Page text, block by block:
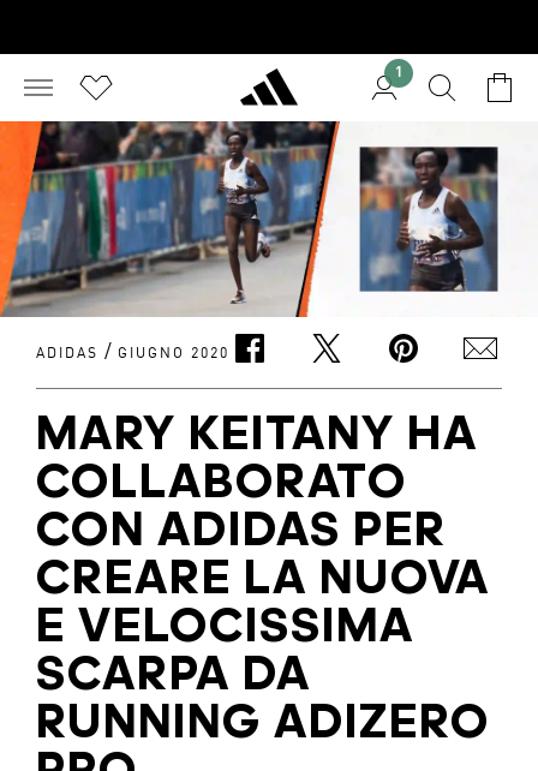
1
ADIDAS / GIUGNO 2020
MARY KEITANY HA
COLLABORATO
CON ADIDAS PER
CREARE LA NUOVA
E VELOCISSIMA
SCARPA DA
RUNNING ADIZERO